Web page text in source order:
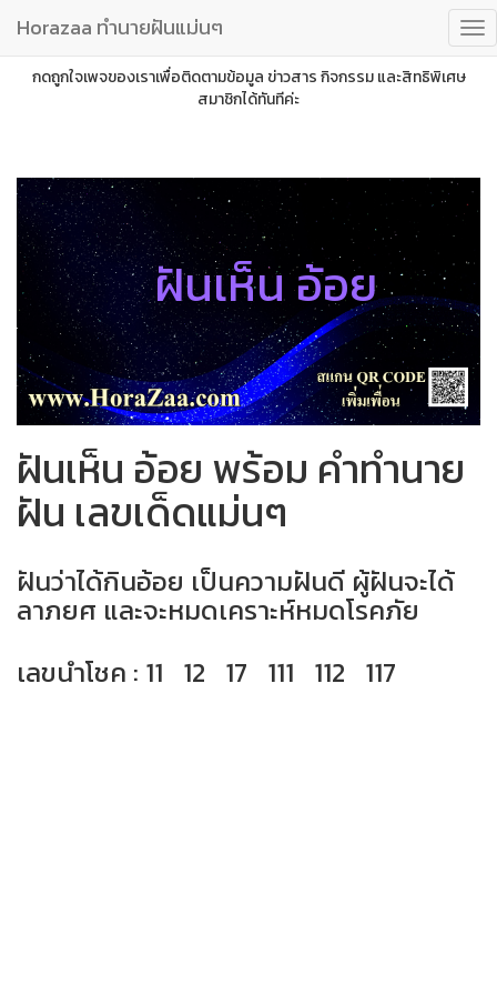
Horazaa ทำนายฝันแม่นๆ
กดถูกใจเพจของเราเพื่อติดตามข้อมูล ข่าวสาร กิจกรรม และสิทธิพิเศษ
สมาชิกได้ทันทีค่ะ
ฝันเห็น อ้อย
ฝันเห็น อ้อย พร้อม คำทำนาย
ฝัน เลขเด็ดแม่นๆ
ฝันว่าได้กินอ้อย เป็นความฝันดี ผู้ฝันจะได้
ลาภยศ และจะหมดเคราะห์หมดโรคภัย
เลขนำโชค : 11 12 17 111 112 117